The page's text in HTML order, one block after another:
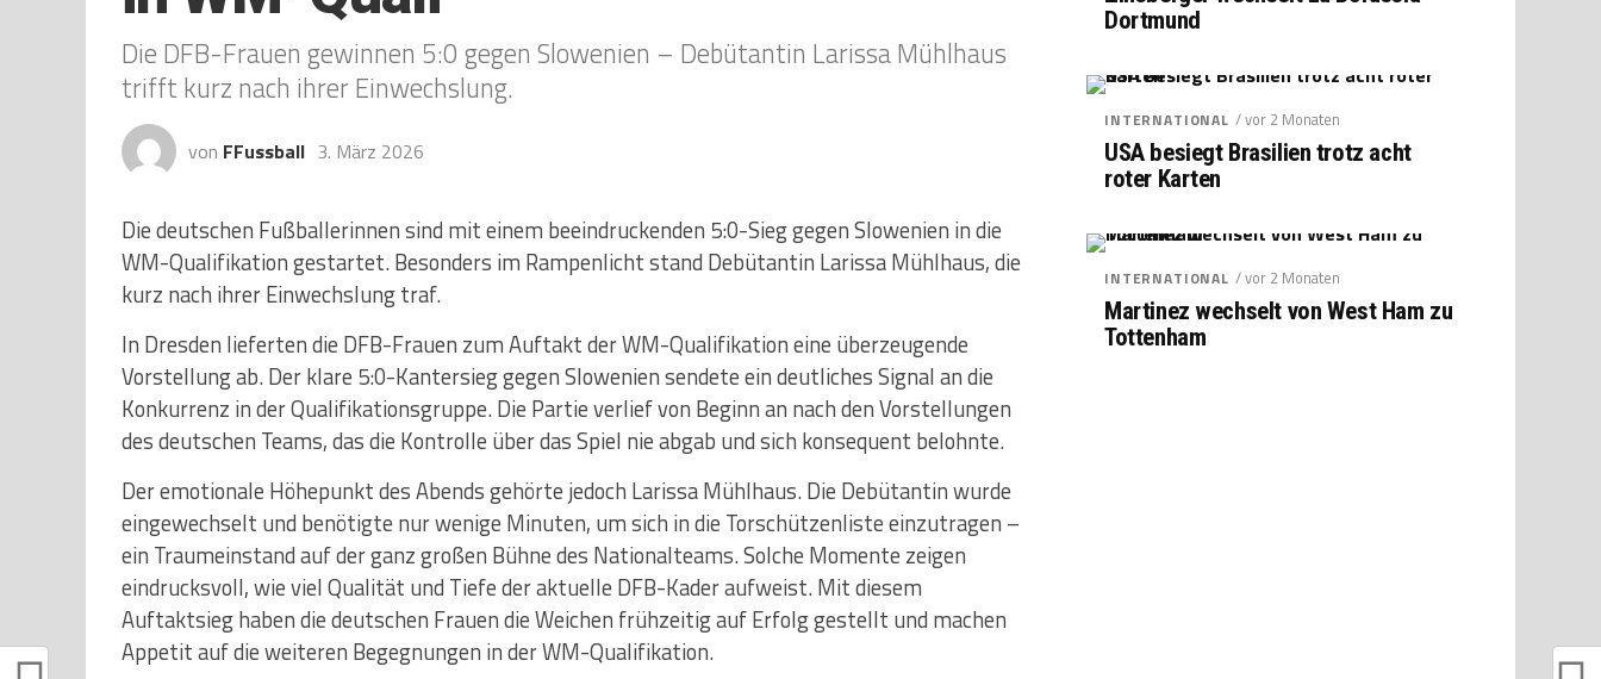
Die DFB-Frauen gewinnen 5:0 gegen Slowenien – Debütantin Larissa Mühlhaus
trifft kurz nach ihrer Einwechslung.
von FFussball 3. März 2026
Die deutschen Fußballerinnen sind mit einem beeindruckenden 5:0-Sieg gegen Slowenien in die
WM-Qualifikation gestartet. Besonders im Rampenlicht stand Debütantin Larissa Mühlhaus, die
kurz nach ihrer Einwechslung traf.
In Dresden lieferten die DFB-Frauen zum Auftakt der WM-Qualifikation eine überzeugende
Vorstellung ab. Der klare 5:0-Kantersieg gegen Slowenien sendete ein deutliches Signal an die
Konkurrenz in der Qualifikationsgruppe. Die Partie verlief von Beginn an nach den Vorstellungen
des deutschen Teams, das die Kontrolle über das Spiel nie abgab und sich konsequent belohnte.
Der emotionale Höhepunkt des Abends gehörte jedoch Larissa Mühlhaus. Die Debütantin wurde
eingewechselt und benötigte nur wenige Minuten, um sich in die Torschützenliste einzutragen –
ein Traumeinstand auf der ganz großen Bühne des Nationalteams. Solche Momente zeigen
eindrucksvoll, wie viel Qualität und Tiefe der aktuelle DFB-Kader aufweist. Mit diesem
Auftaktsieg haben die deutschen Frauen die Weichen frühzeitig auf Erfolg gestellt und machen
Appetit auf die weiteren Begegnungen in der WM-Qualifikation.
Dortmund
INTERNATIONAL / vor 2 Monaten
USA besiegt Brasilien trotz acht
roter Karten
INTERNATIONAL / vor 2 Monaten
Martinez wechselt von West Ham zu
Tottenham